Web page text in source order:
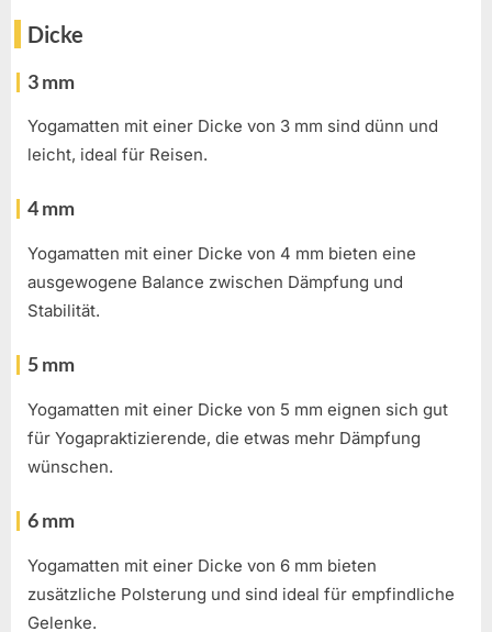
Dicke
3 mm
Yogamatten mit einer Dicke von 3 mm sind dünn und
leicht, ideal für Reisen.
4 mm
Yogamatten mit einer Dicke von 4 mm bieten eine
ausgewogene Balance zwischen Dämpfung und
Stabilität.
5 mm
Yogamatten mit einer Dicke von 5 mm eignen sich gut
für Yogapraktizierende, die etwas mehr Dämpfung
wünschen.
6 mm
Yogamatten mit einer Dicke von 6 mm bieten
zusätzliche Polsterung und sind ideal für empfindliche
Gelenke.